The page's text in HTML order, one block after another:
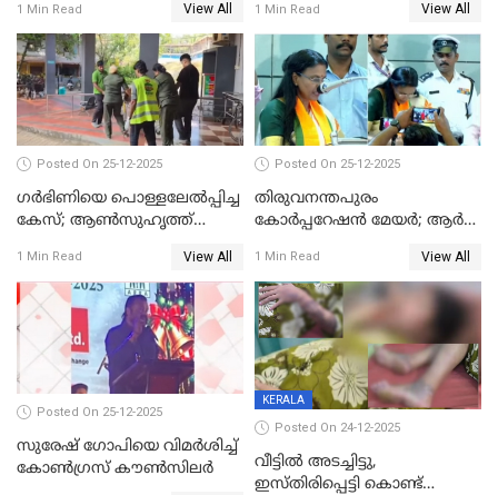
1 Min Read View All 1 Min Read View All
Posted On 25-12-2025
ഗര്‍ഭിണിയെ പൊള്ളലേല്‍പ്പിച്ച
കേസ്; ആണ്‍സുഹൃത്ത്
1 Min Read View All
Posted On 25-12-2025
തിരുവനന്തപുരം
കോര്‍പ്പറേഷന്‍ മേയർ; ആര്‍
1 Min Read View All
Posted On 25-12-2025
സുരേഷ് ഗോപിയെ വിമര്‍ശിച്ച്
കോണ്‍ഗ്രസ് കൗണ്‍സിലര്‍
KERALA
Posted On 24-12-2025
വീട്ടിൽ അടച്ചിട്ടു,
ഇസ്തിരിപ്പെട്ടി കൊണ്ട്